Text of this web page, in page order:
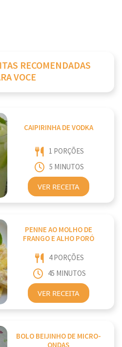
RECOMENDADAS
VOCE
CAIPIRINHA DE VODKA
1 PORÇÕES
5 MINUTOS
VER RECEITA
PENNE AO MOLHO DE
FRANGO E ALHO PORÓ
4 PORÇÕES
45 MINUTOS
VER RECEITA
BOLO BEIJINHO DE MICRO-